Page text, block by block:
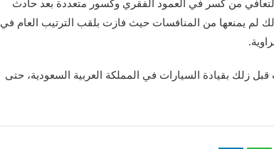
من كسر في العمود الفقري وكسور متعددة بعد حادث
لم يمنعها من المنافسات حيث فازت بلقب الترتيب العام في
زلك بقيادة السيارات في المملكة العربية السعودية، حتى